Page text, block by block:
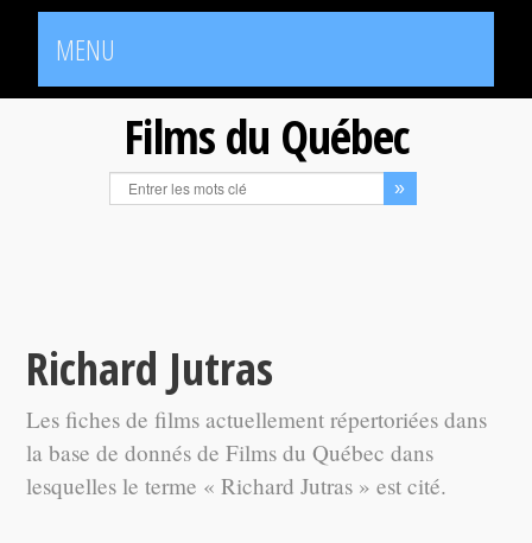
MENU
Films du Québec
Richard Jutras
Les fiches de films actuellement répertoriées dans
la base de donnés de Films du Québec dans
lesquelles le terme « Richard Jutras » est cité.